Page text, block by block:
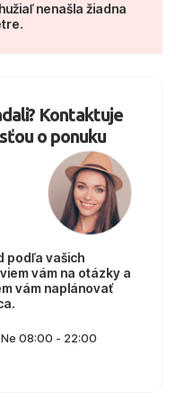
nenašla žiadna
Kontaktuje
o ponuku
podľa vašich
vám na otázky a
vám naplánovať
08:00 - 22:00